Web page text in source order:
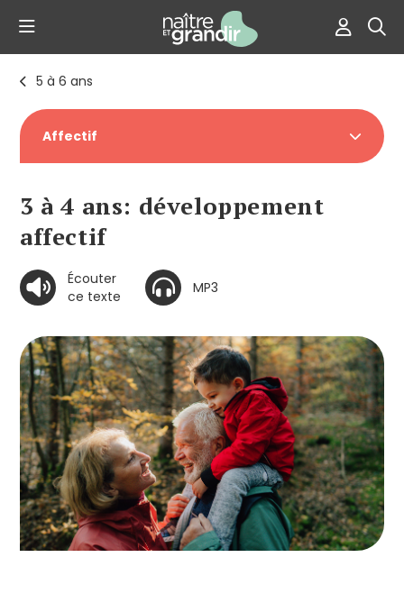
5 à 6 ans
Affectif
3 à 4 ans: développement
affectif
Écouter
ce texte
MP3